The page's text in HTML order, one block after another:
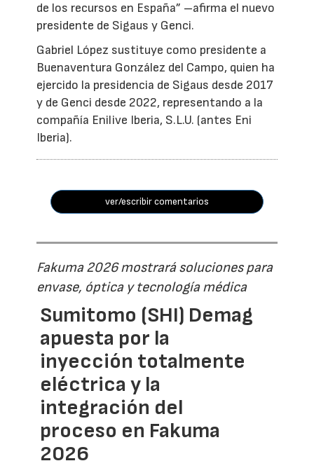
de los recursos en España” –afirma el nuevo
presidente de Sigaus y Genci.
Gabriel López sustituye como presidente a
Buenaventura González del Campo, quien ha
ejercido la presidencia de Sigaus desde 2017
y de Genci desde 2022, representando a la
compañía Enilive Iberia, S.L.U. (antes Eni
Iberia).
ver/escribir comentarios
Fakuma 2026 mostrará soluciones para
envase, óptica y tecnología médica
Sumitomo (SHI) Demag
apuesta por la
inyección totalmente
eléctrica y la
integración del
proceso en Fakuma
2026